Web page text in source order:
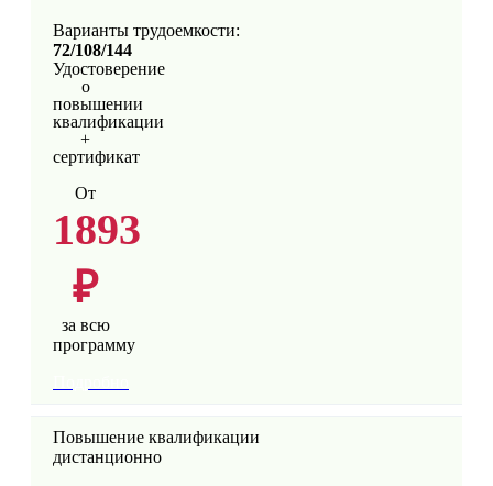
Варианты трудоемкости:
72/108/144
Удостоверение
о
повышении
квалификации
+
сертификат
От
1893
₽
за всю
программу
Повышение квалификации
дистанционно